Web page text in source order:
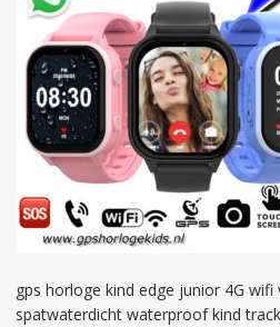
gps horloge kind edge junior 4G
spatwaterdicht waterproof kind